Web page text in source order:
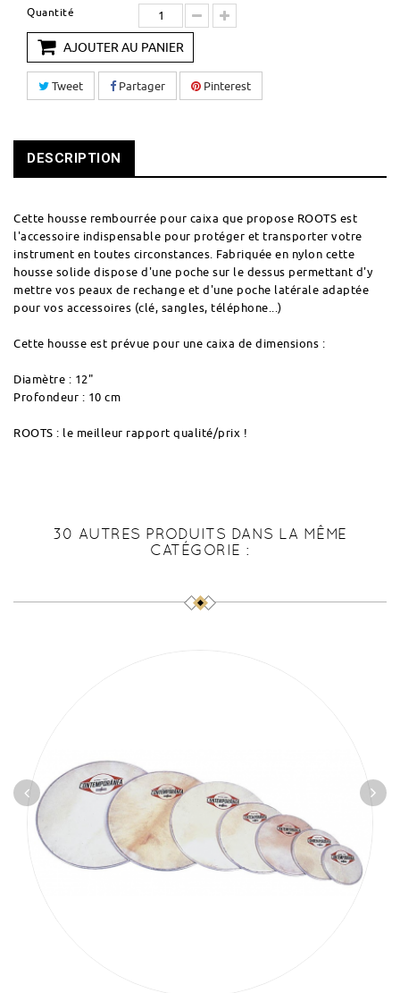
Quantité
AJOUTER AU PANIER
Tweet Partager Pinterest
DESCRIPTION
Cette housse rembourrée pour caixa que propose ROOTS est
l'accessoire indispensable pour protéger et transporter votre
instrument en toutes circonstances. Fabriquée en nylon cette
housse solide dispose d'une poche sur le dessus permettant d'y
mettre vos peaux de rechange et d'une poche latérale adaptée
pour vos accessoires (clé, sangles, téléphone...)
Cette housse est prévue pour une caixa de dimensions :
Diamètre : 12"
Profondeur : 10 cm
ROOTS : le meilleur rapport qualité/prix !
30 AUTRES PRODUITS DANS LA MÊME
CATÉGORIE :